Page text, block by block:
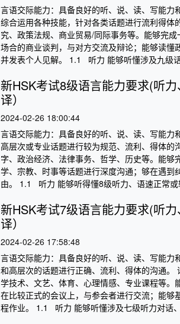
言语交际能力：具备良好的听、说、读、写能力
综合运用各种技能，针对各类话题进行流利得体
究、政策法规、商业贸易/同际事务等。能够完
场合的商业谈判，与对方交流及辩论；能够读懂
并发表个人见解。 1.1 听力 能够听懂涉及九级
新HSK考试8级语言能力要求(听
译）
2024-02-26 18:00:44
言语交际能力：具备良好的听、说、读、写能力
高层次或专业话题进行较为规范、流利、得体的
字、政治经济、法律事务、哲学、历史等。能
学、宗教、时事等话题进行深度沟通；够在遇到
由。 1.1 听力 能够听得懂8级听力、语速正常或
新HSK考试7级语言能力要求(听
译）
2024-02-26 17:58:48
言语交际能力：具备良好的听、说、读、写能力
和高层次的话题进行正确、流利、得体的沟通。
学技术、文艺、体育、心理情感、专业课程等。
在比较正式的会议上，与参会者进行交流；能够
程作业。 1.1 听力 能够听懂涉及七级听力对话